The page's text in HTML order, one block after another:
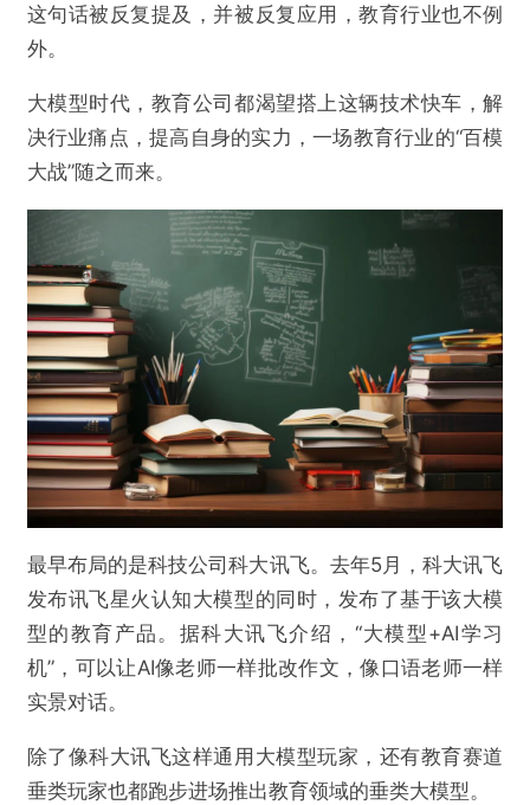
这句话被反复提及，并被反复应用，教育行业也不例
外。
大模型时代，教育公司都渴望搭上这辆技术快车，解
决行业痛点，提高自身的实力，一场教育行业的“百模
大战”随之而来。
最早布局的是科技公司科大讯飞。去年5月，科大讯飞
发布讯飞星火认知大模型的同时，发布了基于该大模
型的教育产品。据科大讯飞介绍，“大模型+AI学习
机”，可以让AI像老师一样批改作文，像口语老师一样
实景对话。
除了像科大讯飞这样通用大模型玩家，还有教育赛道
垂类玩家也都跑步进场推出教育领域的垂类大模型。